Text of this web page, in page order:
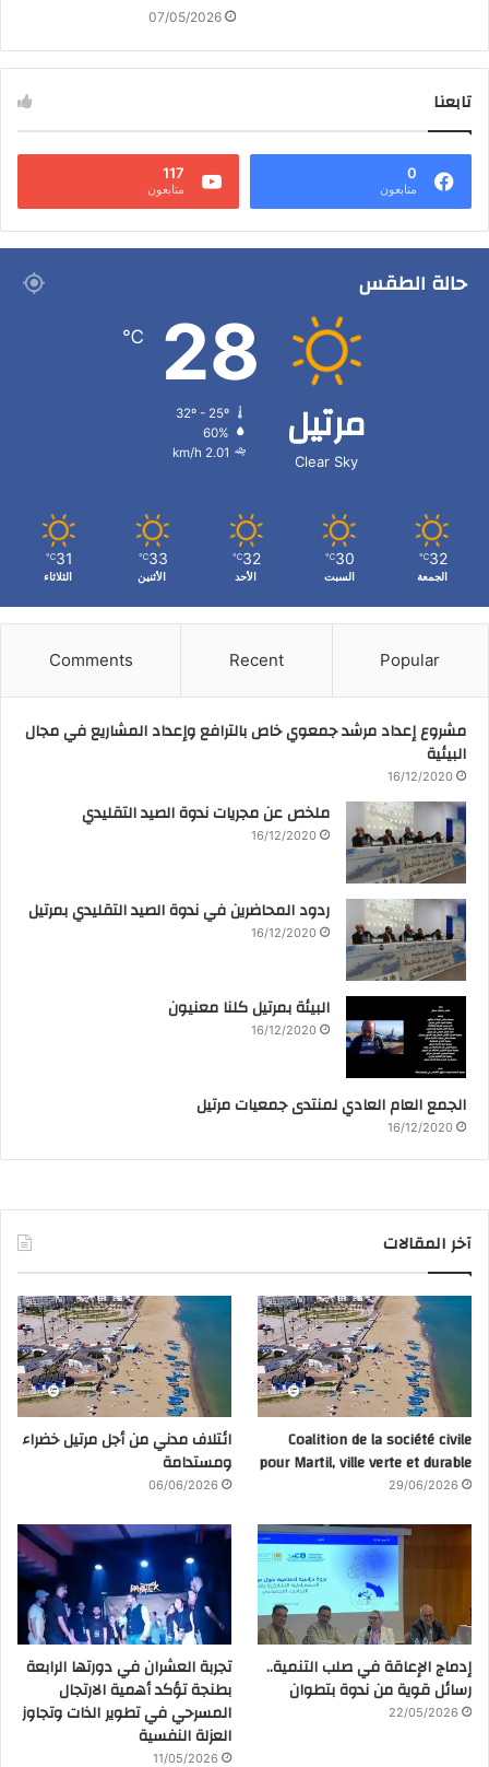
07/05/2026
تابعنا
0
متابعون
117
متابعون
حالة الطقس
مرتيل
Clear Sky
28
℃
32º - 25º
60%
2.01 km/h
32
℃
الجمعة
30
℃
السبت
32
℃
الأحد
33
℃
الأثنين
31
℃
الثلاثاء
Popular
Recent
Comments
مشروع إعداد مرشد جمعوي خاص بالترافع وإعداد المشاريع في مجال
البيئية
16/12/2020
ملخص عن مجريات ندوة الصيد التقليدي
16/12/2020
ردود المحاضرين في ندوة الصيد التقليدي بمرتيل
16/12/2020
البيئة بمرتيل كلنا معنيون
16/12/2020
الجمع العام العادي لمنتدى جمعيات مرتيل
16/12/2020
آخر المقالات
Coalition de la société civile
pour Martil, ville verte et durable
29/06/2026
ائتلاف مدني من أجل مرتيل خضراء
ومستدامة
06/06/2026
إدماج الإعاقة في صلب التنمية..
رسائل قوية من ندوة بتطوان
22/05/2026
تجربة العشران في دورتها الرابعة
بطنجة تؤكد أهمية الارتجال
المسرحي في تطوير الذات وتجاوز
العزلة النفسية
11/05/2026